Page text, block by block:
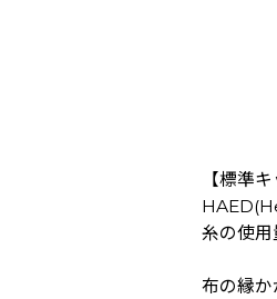
【標準キ
糸の使用
布の縁か